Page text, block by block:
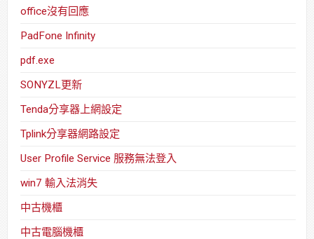
office沒有回應
PadFone Infinity
pdf.exe
SONYZL更新
Tenda分享器上網設定
Tplink分享器網路設定
User Profile Service 服務無法登入
win7 輸入法消失
中古機櫃
中古電腦機櫃